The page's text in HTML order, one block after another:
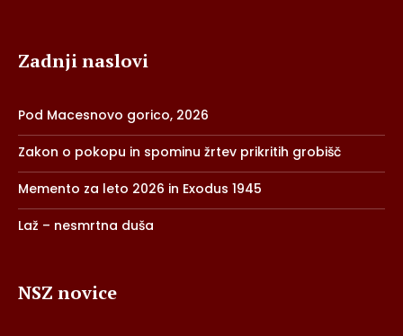
Zadnji naslovi
Pod Macesnovo gorico, 2026
Zakon o pokopu in spominu žrtev prikritih grobišč
Memento za leto 2026 in Exodus 1945
Laž – nesmrtna duša
NSZ novice